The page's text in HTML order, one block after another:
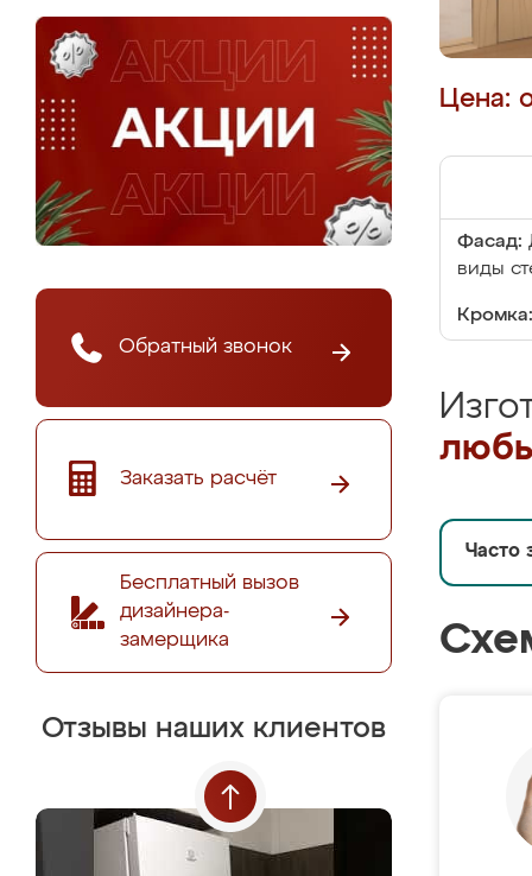
Обратный звонок
Заказать расчёт
Бесплатный вызов
дизайнера-
замерщика
Отзывы наших клиентов
Цена:
Фасад:
виды
Кромка:
Часто